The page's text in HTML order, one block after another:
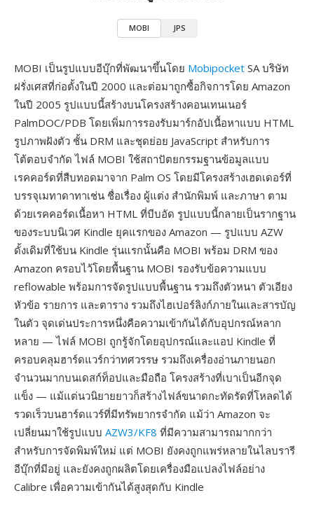
MOBI JPS
MOBI เป็นรูปแบบอีบุ๊กที่พัฒนาขึ้นโดย Mobipocket SA บริษัท
ฝรั่งเศสที่ก่อตั้งในปี 2000 และต่อมาถูกซื้อกิจการโดย Amazon
ในปี 2005 รูปแบบนี้สร้างบนโครงสร้างคอนเทนเนอร์
PalmDOC/PDB โดยเพิ่มการรองรับมาร์กอัปเนื้อหาแบบ HTML
รูปภาพฝังตัว ชั้น DRM และชุดย่อย JavaScript สำหรับการ
โต้ตอบจำกัด ไฟล์ MOBI ใช้สถาปัตยกรรมฐานข้อมูลแบบ
เรคคอร์ดที่สืบทอดมาจาก Palm OS โดยมีโครงสร้างเฮดเดอร์ที่
บรรจุเมทาดาทาเช่น ชื่อเรื่อง ผู้แต่ง สำนักพิมพ์ และภาษา ตาม
ด้วยเรคคอร์ดเนื้อหา HTML ที่บีบอัด รูปแบบนี้กลายเป็นรากฐาน
ของระบบนิเวศ Kindle ยุคแรกของ Amazon — รูปแบบ AZW
ดั้งเดิมที่ใช้บน Kindle รุ่นแรกนั้นคือ MOBI พร้อม DRM ของ
Amazon ครอบไว้โดยพื้นฐาน MOBI รองรับข้อความแบบ
reflowable พร้อมการจัดรูปแบบพื้นฐาน รวมถึงตัวหนา ตัวเอียง
หัวข้อ รายการ และตาราง รวมถึงไฮเปอร์ลิงก์ภายในและสารบัญ
ในตัว จุดเด่นประการหนึ่งคือความเข้ากันได้กับอุปกรณ์หลาก
หลาย — ไฟล์ MOBI ถูกรู้จักโดยอุปกรณ์และแอป Kindle ที่
ครอบคลุมฮาร์ดแวร์กว่าทศวรรษ รวมถึงเครื่องอ่านภายนอก
จำนวนมากบนเดสก์ท็อปและมือถือ โครงสร้างที่เบาเป็นอีกจุด
แข็ง — แม้แต่นวนิยายยาวก็สร้างไฟล์ขนาดกะทัดรัดที่โหลดได้
รวดเร็วบนฮาร์ดแวร์ที่มีทรัพยากรจำกัด แม้ว่า Amazon จะ
เปลี่ยนมาใช้รูปแบบ AZW3/KF8 ที่มีความสามารถมากกว่า
สำหรับการจัดพิมพ์ใหม่ แต่ MOBI ยังคงถูกแพร่หลายในไลบรารี
อีบุ๊กที่มีอยู่ และยังคงถูกผลิตโดยเครื่องมือแปลงไฟล์อย่าง
Calibre เพื่อความเข้ากันได้สูงสุดกับ Kindle